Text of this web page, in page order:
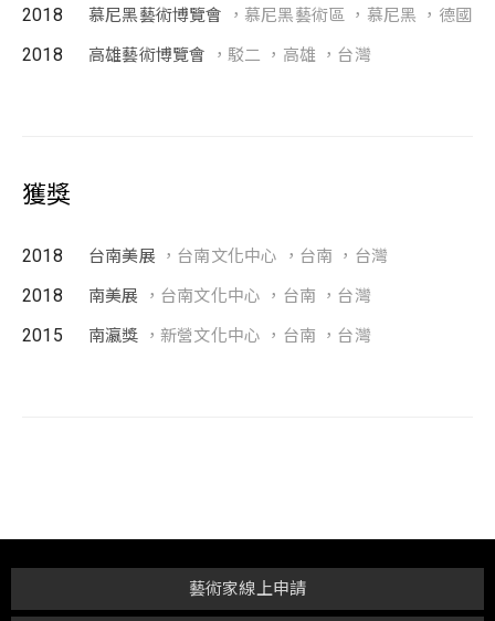
2018 慕尼黑藝術博覽會 ，慕尼黑藝術區 ，慕尼黑 ，德國
2018 高雄藝術博覽會 ，駁二 ，高雄 ，台灣
獲獎
2018 台南美展 ，台南文化中心 ，台南 ，台灣
2018 南美展 ，台南文化中心 ，台南 ，台灣
2015 南瀛獎 ，新營文化中心 ，台南 ，台灣
藝術家線上申請